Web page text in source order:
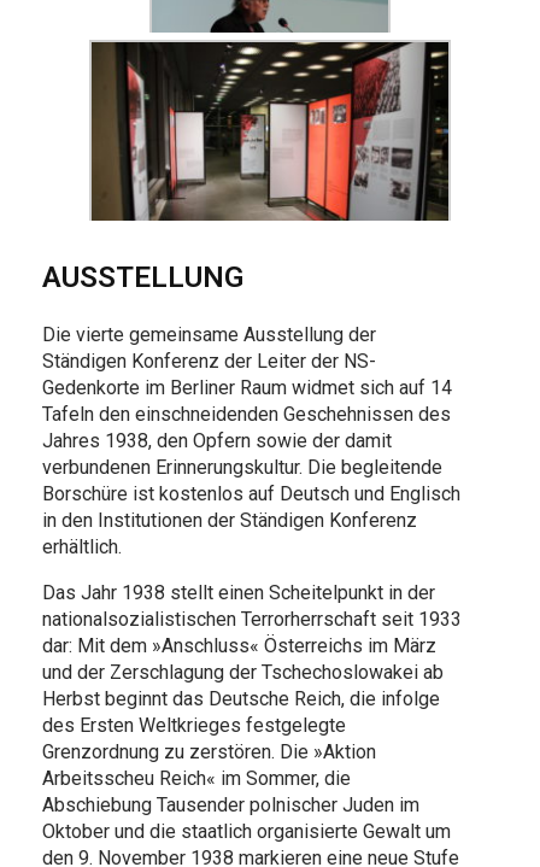
AUSSTELLUNG
Die vierte gemeinsame Ausstellung der
Ständigen Konferenz der Leiter der NS-
Gedenkorte im Berliner Raum widmet sich auf 14
Tafeln den einschneidenden Geschehnissen des
Jahres 1938, den Opfern sowie der damit
verbundenen Erinnerungskultur. Die begleitende
Borschüre ist kostenlos auf Deutsch und Englisch
in den Institutionen der Ständigen Konferenz
erhältlich.
Das Jahr 1938 stellt einen Scheitelpunkt in der
nationalsozialistischen Terrorherrschaft seit 1933
dar: Mit dem »Anschluss« Österreichs im März
und der Zerschlagung der Tschechoslowakei ab
Herbst beginnt das Deutsche Reich, die infolge
des Ersten Weltkrieges festgelegte
Grenzordnung zu zerstören. Die »Aktion
Arbeitsscheu Reich« im Sommer, die
Abschiebung Tausender polnischer Juden im
Oktober und die staatlich organisierte Gewalt um
den 9. November 1938 markieren eine neue Stufe